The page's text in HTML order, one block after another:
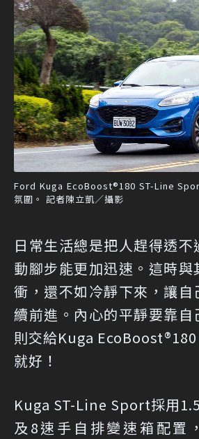
Ford Kuga EcoBoost®180 ST-Line
氛圍。 記者陳立凱／攝影
日常生活總是把人趕得透
動腳步能更加迅速。這時與
衝，還不如冷靜下來，讓自
續前進。內心的平靜要靠自
則交給Kuga
就好！
Kuga ST-Line Sport採用
及8速手自排變速箱配置